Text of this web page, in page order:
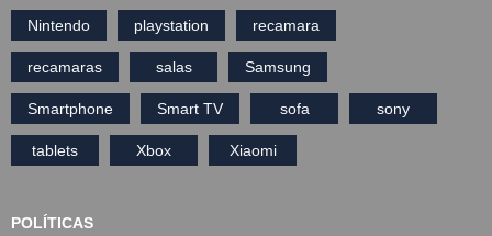
Nintendo playstation recamara
recamaras salas Samsung
Smartphone Smart TV sofa sony
tablets Xbox Xiaomi
POLÍTICAS